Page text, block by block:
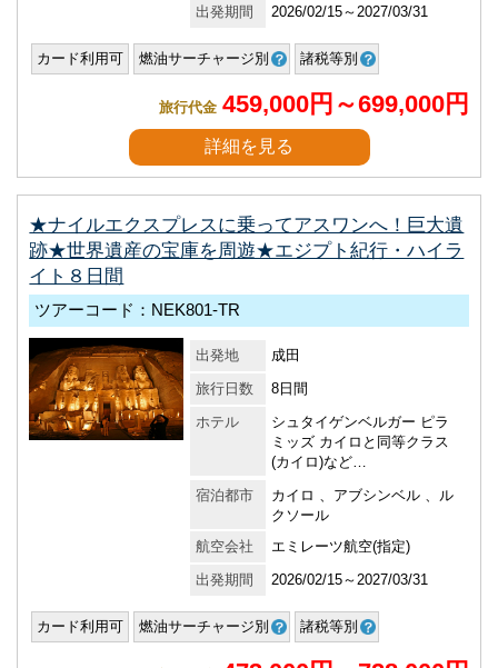
出発期間
2026/02/15～2027/03/31
カード利用可 燃油サーチャージ別 諸税等別
旅行代金 459,000円～699,000円
詳細を見る
★ナイルエクスプレスに乗ってアスワンへ！巨大遺
跡★世界遺産の宝庫を周遊★エジプト紀行・ハイラ
イト８日間
ツアーコード：NEK801-TR
出発地
成田
旅行日数
8日間
ホテル
シュタイゲンベルガー ピラ
ミッズ カイロと同等クラス
(カイロ)など…
宿泊都市
カイロ 、アブシンベル 、ル
クソール
航空会社
エミレーツ航空(指定)
出発期間
2026/02/15～2027/03/31
カード利用可 燃油サーチャージ別 諸税等別